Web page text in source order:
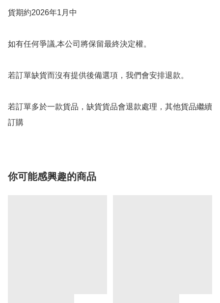
貨期約2026年1月中
如有任何爭議,本公司將保留最終決定權。
若訂單缺貨而沒有提供後備選項，我們會安排退款。
若訂單多於一款貨品，缺貨貨品會退款處理，其他貨品繼續
你可能感興趣的商品